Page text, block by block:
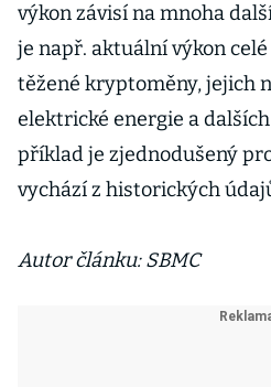
výkon závisí na mnoha
je např. aktuální výkon
těžené kryptoměny, jejich
elektrické energie a
příklad je zjednodušený
vychází z historických
Autor článku: SBMC